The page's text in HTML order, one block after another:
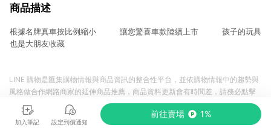
商品描述
根據名牌真車按比例縮小 讓您驚喜車款陸續上市 孩子的玩具
也是大朋友收藏
加入筆記 設定到價通知
前往賣場 1%
LINE 購物是匯集購物情報與商品資訊的整合性平台，並依購物情報中的趨勢與
風格做合作網路商家的延伸商品推薦，商品資料更新會有時間差，請務必點擊
商品至各合作網路商家，確認現售價與購物條件，一切資訊以合作廠商網頁為
準。